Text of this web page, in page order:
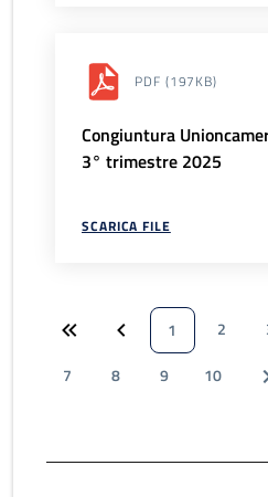
PDF (197KB)
Congiuntura
3° trimestre 2025
SCARICA FILE
1 2
7
8 9 10